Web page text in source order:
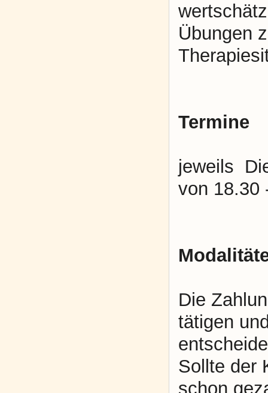
Übungen
Termine
jeweils
von 18.30
Die
tätigen
Sollte der
schon